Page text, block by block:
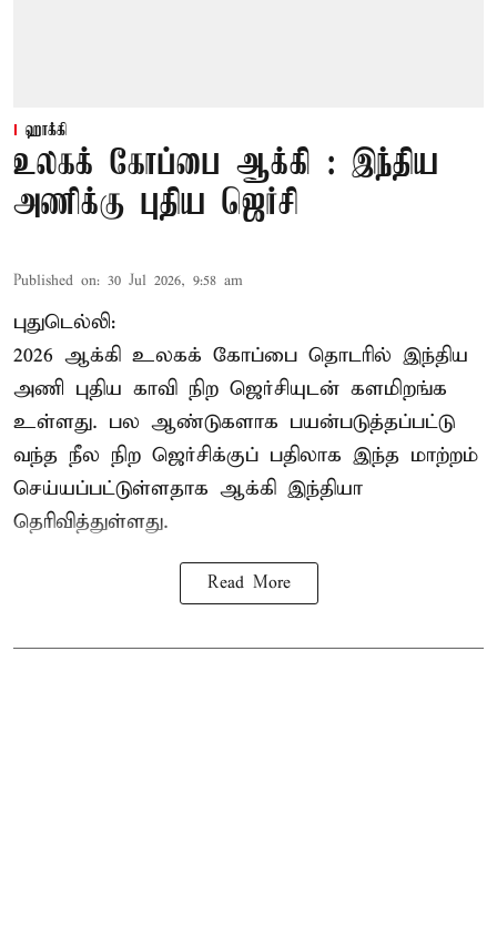
ஹாக்கி
உலகக் கோப்பை ஆக்கி : இந்திய
அணிக்கு புதிய ஜெர்சி
Published on: 30 Jul 2026, 9:58 am
புதுடெல்லி:
2026 ஆக்கி உலகக் கோப்பை தொடரில் இந்திய
அணி புதிய காவி நிற ஜெர்சியுடன் களமிறங்க
உள்ளது. பல ஆண்டுகளாக பயன்படுத்தப்பட்டு
வந்த நீல நிற ஜெர்சிக்குப் பதிலாக இந்த மாற்றம்
செய்யப்பட்டுள்ளதாக ஆக்கி இந்தியா
தெரிவித்துள்ளது.
Read More